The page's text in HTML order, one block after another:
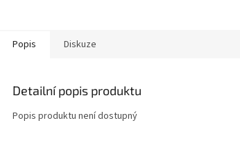
Popis Diskuze
Detailní popis produktu
Popis produktu není dostupný